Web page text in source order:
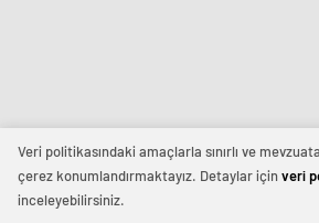
Veri politikasındaki amaçlarla sınırlı ve
çerez konumlandırmaktayız. Detaylar içinveri
inceleyebilirsiniz.